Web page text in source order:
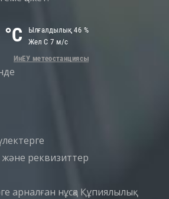
реквизиттер
арналған нұсқа Құпиялылық